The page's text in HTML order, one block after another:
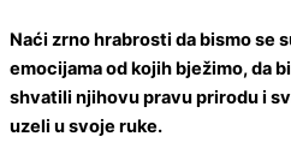
Naći zrno hrabrosti da bismo se
emocijama od kojih bježimo, da
shvatili njihovu pravu prirodu i
uzeli u svoje ruke.